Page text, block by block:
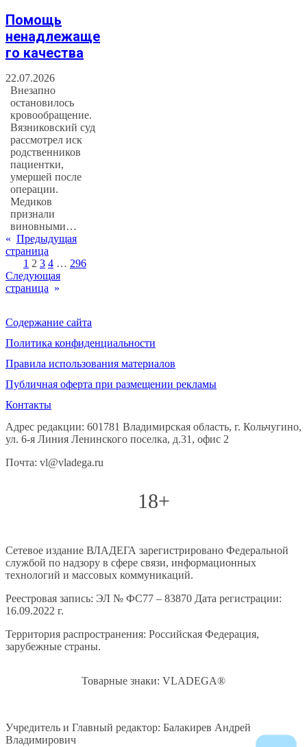
Помощь
ненадлежаще
го качества
22.07.2026
Внезапно
остановилось
кровообращение.
Вязниковский суд
рассмотрел иск
родственников
пациентки,
умершей после
операции.
Медиков
признали
виновными…
« Предыдущая
страница
1 2 3 4 … 296
Следующая
страница »
Содержание сайта
Политика конфиденциальности
Правила использования материалов
Публичная оферта при размещении рекламы
Контакты
Адрес редакции: 601781 Владимирская область, г. Кольчугино,
ул. 6-я Линия Ленинского поселка, д.31, офис 2
Почта: vl@vladega.ru
18+
Сетевое издание ВЛАДЕГА зарегистрировано Федеральной
службой по надзору в сфере связи, информационных
технологий и массовых коммуникаций.
Реестровая запись: ЭЛ № ФС77 – 83870 Дата регистрации:
16.09.2022 г.
Территория распространения: Российская Федерация,
зарубежные страны.
Товарные знаки: VLADEGA®
Учредитель и Главный редактор: Балакирев Андрей
Владимирович